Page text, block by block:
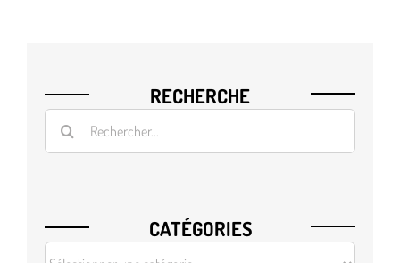
RECHERCHE
Rechercher
CATÉGORIES
CATÉGORIES